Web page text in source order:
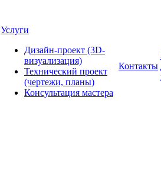
Услуги
Дизайн-проект (3D-
визуализация)
Технический проект
(чертежи, планы)
Консультация мастера
Контакты